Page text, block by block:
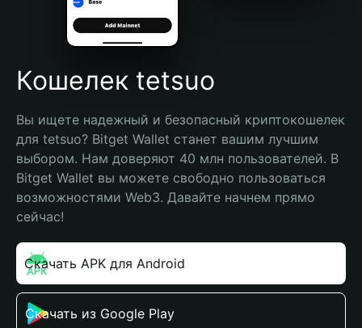
Português (Brasil)
Español (Argentina)
Кошелек tetsuo
Вы ищете надежный и безопасный криптокошелек
для tetsuo? Bitget Wallet станет вашим лучшим
выбором. Нам доверяют 40 млн пользователей. В
Bitget Wallet вы можете свободно пользоваться
возможностями Web3. Давайте начнем прямо
сейчас!
Скачать APK для Android
Скачать из Google Play